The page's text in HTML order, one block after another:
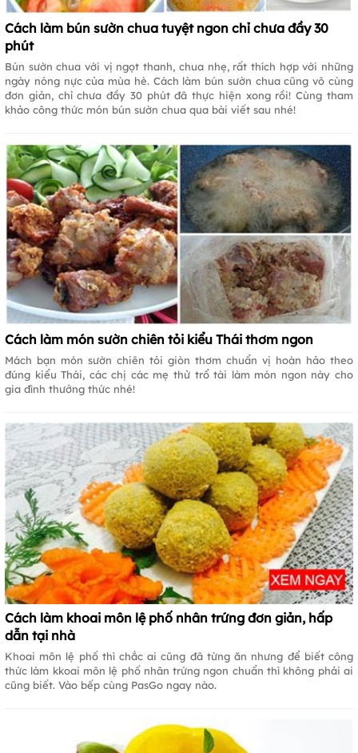
Cách làm bún sườn chua tuyệt ngon chỉ chưa đầy 30
phút
Bún sườn chua với vị ngọt thanh, chua nhẹ, rất thích hợp với những
ngày nóng nực của mùa hè. Cách làm bún sườn chua cũng vô cùng
đơn giản, chỉ chưa đầy 30 phút đã thực hiện xong rồi! Cùng tham
khảo công thức món bún sườn chua qua bài viết sau nhé!
Cách làm món sườn chiên tỏi kiểu Thái thơm ngon
Mách bạn món sườn chiên tỏi giòn thơm chuẩn vị hoàn hảo theo
đúng kiểu Thái, các chị các mẹ thử trổ tài làm món ngon này cho
gia đình thưởng thức nhé!
Cách làm khoai môn lệ phố nhân trứng đơn giản, hấp
dẫn tại nhà
Khoai môn lệ phố thì chắc ai cũng đã từng ăn nhưng để biết công
thức làm kkoai môn lệ phố nhân trứng ngon chuẩn thì không phải ai
cũng biết. Vào bếp cùng PasGo ngay nào.